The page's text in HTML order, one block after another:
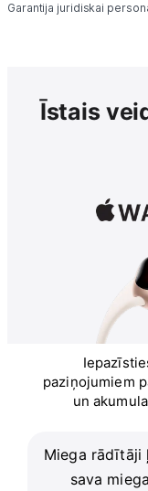
Garantija juridiskai
Īstais
paziņojumiem
un
Miega rādītāji
sava